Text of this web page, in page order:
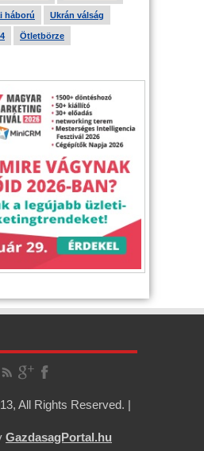
háború Ukrán válság
Ötletbörze
All Rights Reserved. |
GazdasagPortal.hu